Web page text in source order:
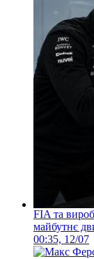
FIA та
майбутнє
00:35, 12/07